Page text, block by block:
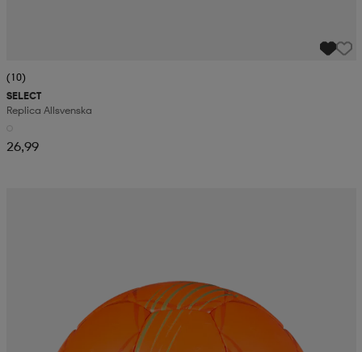
(10)
SELECT
Replica Allsvenska
26,99